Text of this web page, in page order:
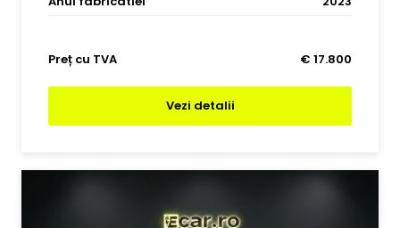
Preț cu TVA € 17.800
Vezi detalii